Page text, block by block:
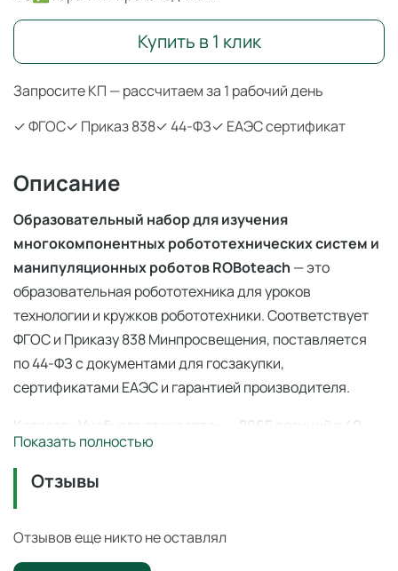
Запросите КП — рассчитаем за 1 рабочий день
✓ ФГОС✓ Приказ 838✓ 44-ФЗ✓ ЕАЭС сертификат
Купить в 1 клик
Описание
Образовательный набор для изучения
многокомпонентных робототехнических систем и
манипуляционных роботов ROBoteach — это
образовательная робототехника для уроков
технологии и кружков робототехники. Соответствует
ФГОС и Приказу 838 Минпросвещения, поставляется
по 44-ФЗ с документами для госзакупки,
сертификатами ЕАЭС и гарантией производителя.
Каталог «Учебного стандарта» — 2965 позиций в 40
категориях поФГОСи
(перечень средств обучения). Поставка по
России — 3–14 дней со склада в Ангарске.
Показать полностью
Отзывы
Отзывов еще никто не оставлял